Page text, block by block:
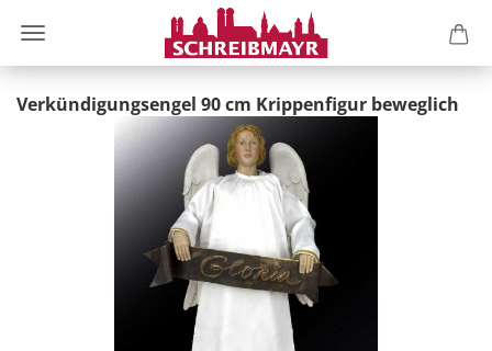
Verkündigungsengel 90 cm Krippenfigur beweglich